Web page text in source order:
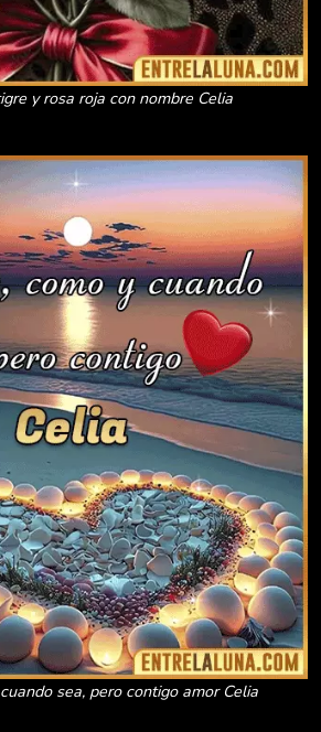
y rosa roja con nombre Celia
sea, pero contigo amor Celia